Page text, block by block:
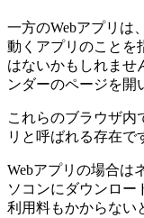
一方のWebアプリは
動くアプリのことを
はないかもしれませ
ンダーのページを開
これらのブラウザ内
リと呼ばれる存在で
Webアプリの場合は
ソコンにダウンロー
利用料もかからない